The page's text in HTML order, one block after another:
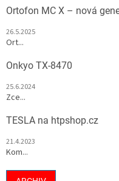
Ortofon MC X – nová
26.5.2025
Ort...
Onkyo TX-8470
25.6.2024
Zce...
TESLA na htpshop.cz
21.4.2023
Kom...